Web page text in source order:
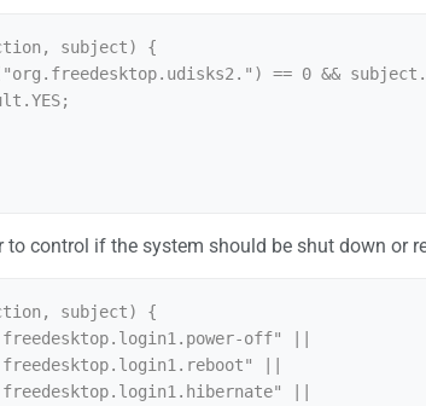
subject) {
to control if the system should be shut down or
subject) {